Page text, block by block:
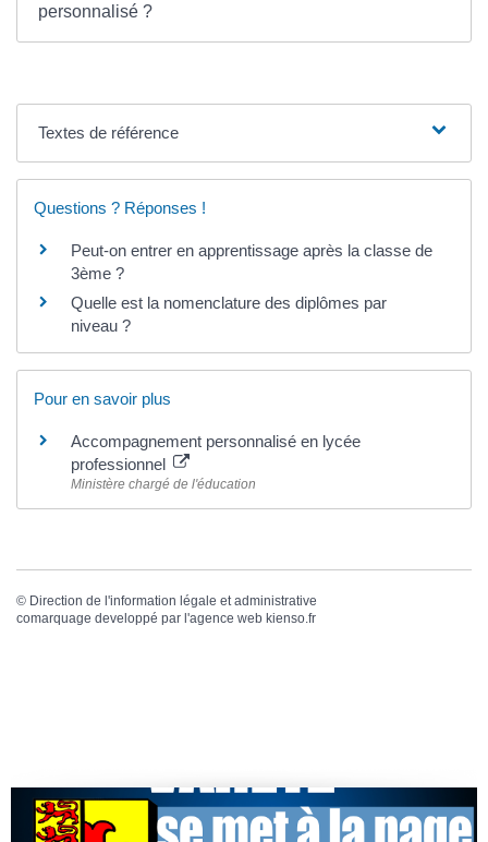
personnalisé ?
Textes de référence
Questions ? Réponses !
Peut-on entrer en apprentissage après la classe de
3ème ?
Quelle est la nomenclature des diplômes par
niveau ?
Pour en savoir plus
Accompagnement personnalisé en lycée
professionnel
Ministère chargé de l'éducation
© Direction de l'information légale et administrative
comarquage developpé par l'agence web kienso.fr